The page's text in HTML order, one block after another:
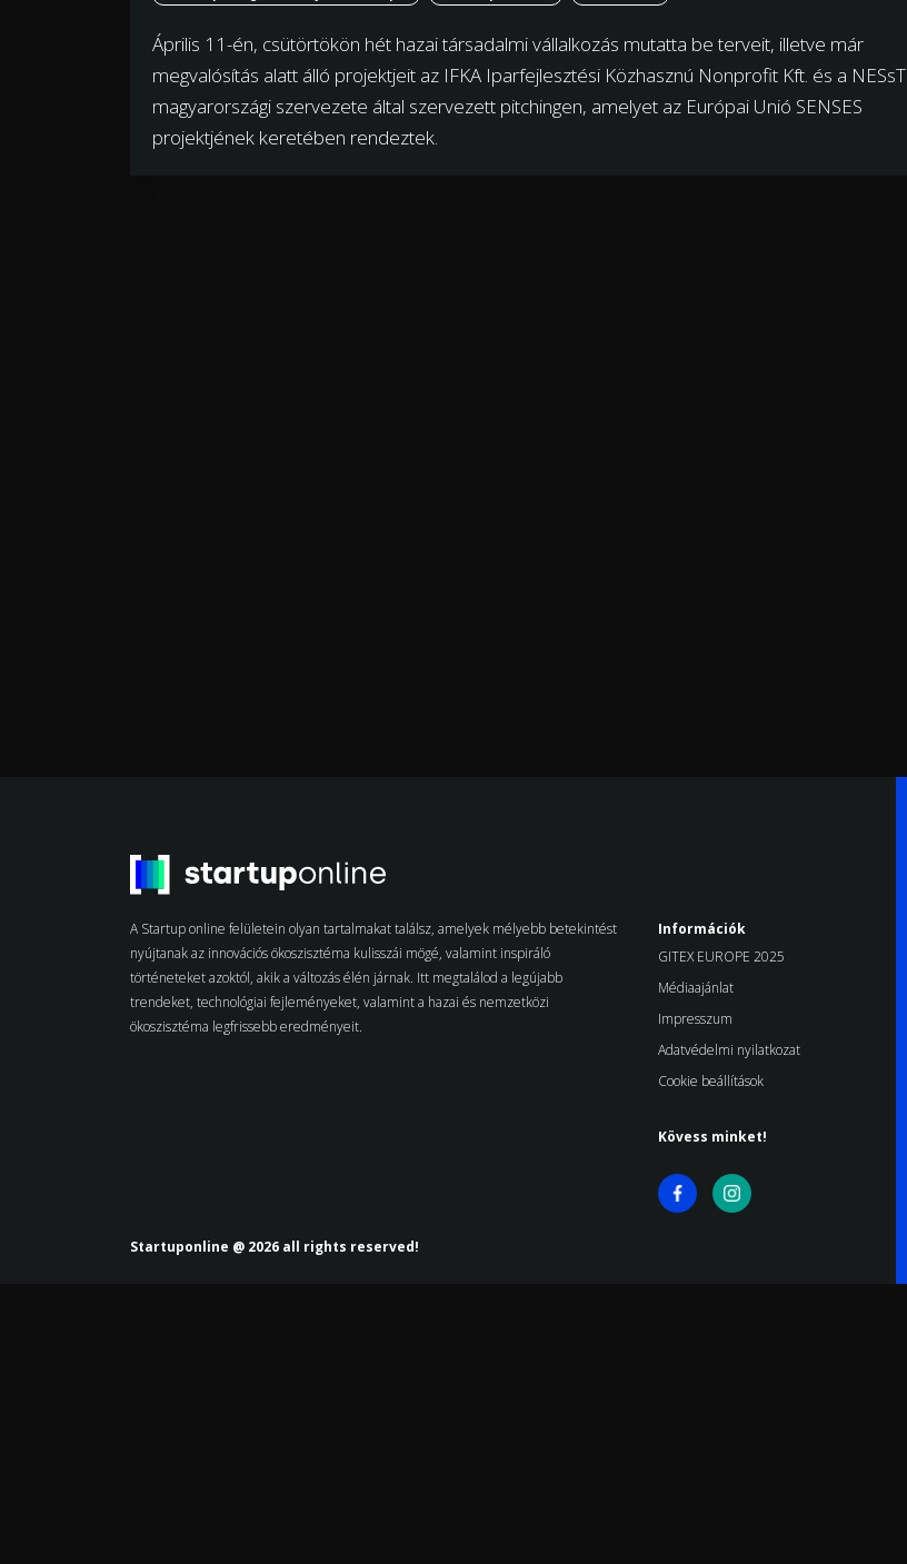
Április 11-én, csütörtökön hét hazai társadalmi vállalkozás mutatta be terveit, illetve már
megvalósítás alatt álló projektjeit az IFKA Iparfejlesztési Közhasznú Nonprofit Kft. és a NESsT
magyarországi szervezete által szervezett pitchingen, amelyet az Európai Unió SENSES
projektjének keretében rendeztek.
A Startup online felületein olyan tartalmakat találsz, amelyek mélyebb betekintést
nyújtanak az innovációs ökoszisztéma kulisszái mögé, valamint inspiráló
történeteket azoktól, akik a változás élén járnak. Itt megtalálod a legújabb
trendeket, technológiai fejleményeket, valamint a hazai és nemzetközi
ökoszisztéma legfrissebb eredményeit.
Információk
GITEX EUROPE 2025
Médiaajánlat
Impresszum
Adatvédelmi nyilatkozat
Cookie beállítások
Kövess minket!
Startuponline @ 2026 all rights reserved!